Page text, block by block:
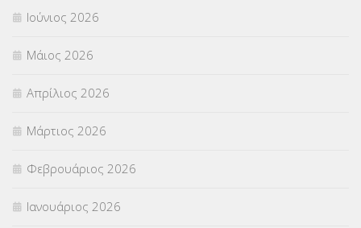
ΠΡΟΚΗΡΥΞΕΙΣ
ΣΕΜΙΝΑΡΙΑ – ΗΜΕΡΙΔΕΣ
ΣΕΠ(50)
ΣΤΕΛΕΧΗ (360)
ΣΥΜΒΟΥΛΕΥΤΙΚΟΣ ΣΤΑΘΜΟΣ ΝΕΩΝ
ΣΥΝΤΑΞΕΙΣ(12)
Ιούνιος 2026
Μάιος 2026
Απρίλιος 2026
Μάρτιος 2026
Φεβρουάριος 2026
Ιανουάριος 2026